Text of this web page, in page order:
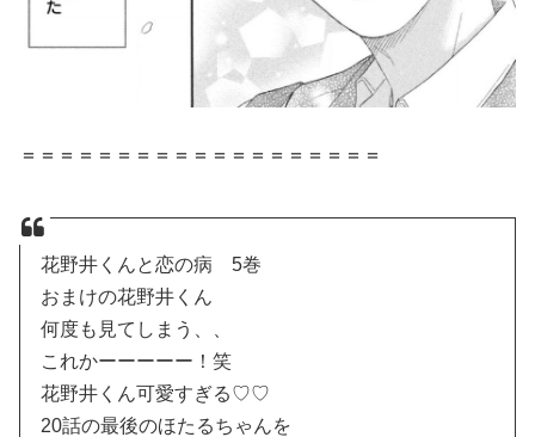
＝＝＝＝＝＝＝＝＝＝＝＝＝＝＝＝＝＝＝
花野井くんと恋の病 5巻
おまけの花野井くん
何度も見てしまう、、
これかーーーーー！笑
花野井くん可愛すぎる♡♡
20話の最後のほたるちゃんを